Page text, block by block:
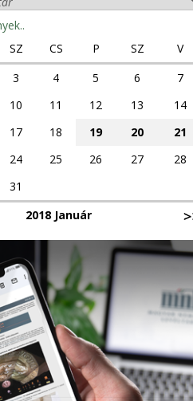
SZ CS P SZ
V
3 4 5 6
7
10 11 12 13
14
17 18 19 20
21
24 25 26 27
28
31
2018 Január